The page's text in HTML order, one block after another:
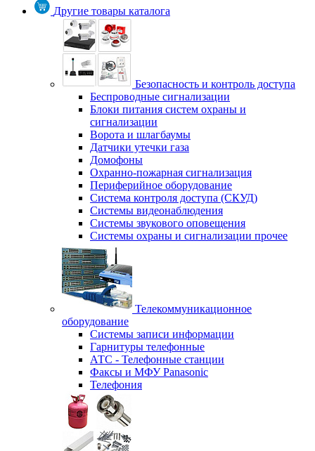
Другие товары каталога
Безопасность и контроль доступа
Беспроводные сигнализации
Блоки питания систем охраны и
сигнализации
Ворота и шлагбаумы
Датчики утечки газа
Домофоны
Охранно-пожарная сигнализация
Периферийное оборудование
Система контроля доступа (СКУД)
Системы видеонаблюдения
Системы звукового оповещения
Системы охраны и сигнализации прочее
Телекоммуникационное
оборудование
Системы записи информации
Гарнитуры телефонные
АТС - Телефонные станции
Факсы и МФУ Panasonic
Телефония